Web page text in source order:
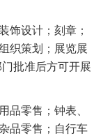
饰设计；刻章；
织策划；展览展
批准后方可开展
品零售；钟表、
品零售；自行车